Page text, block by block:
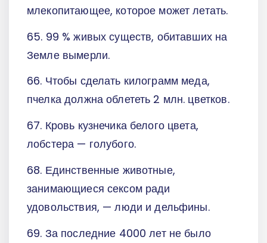
млекопитающее, которое может летать.
65. 99 % живых существ, обитавших на
Земле вымерли.
66. Чтобы сделать килограмм меда,
пчелка должна облететь 2 млн. цветков.
67. Кровь кузнечика белого цвета,
лобстера — голубого.
68. Единственные животные,
занимающиеся сексом ради
удовольствия, — люди и дельфины.
69. За последние 4000 лет не было